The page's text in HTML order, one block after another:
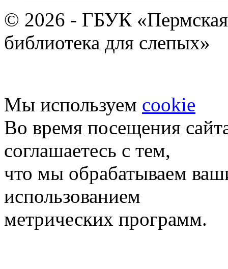
© 2026 - ГБУК «Пермская
библиотека для слепых»
Мы используем cookie
Во время посещения
соглашаетесь с тем,
что мы обрабатываем
использованием
метрических программ.